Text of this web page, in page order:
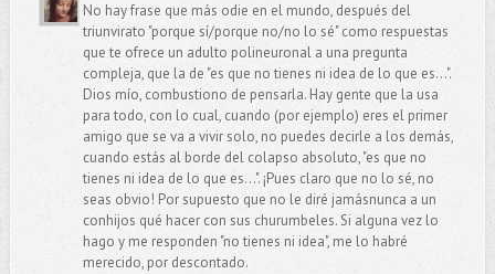
No hay frase que más odie en el mundo, después del
triunvirato "porque sí/porque no/no lo sé" como respuestas
que te ofrece un adulto polineuronal a una pregunta
compleja, que la de "es que no tienes ni idea de lo que es...".
Dios mío, combustiono de pensarla. Hay gente que la usa
para todo, con lo cual, cuando (por ejemplo) eres el primer
amigo que se va a vivir solo, no puedes decirle a los demás,
cuando estás al borde del colapso absoluto, "es que no
tienes ni idea de lo que es...". ¡Pues claro que no lo sé, no
seas obvio! Por supuesto que no le diré jamásnunca a un
conhijos qué hacer con sus churumbeles. Si alguna vez lo
hago y me responden "no tienes ni idea", me lo habré
merecido, por descontado.